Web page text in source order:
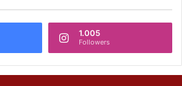
1.005
Followers